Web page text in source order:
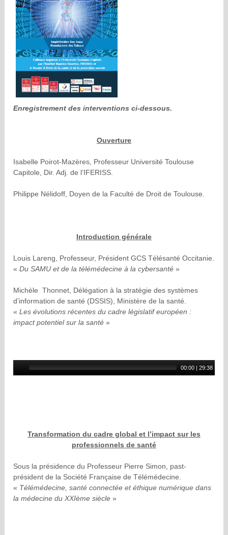
Enregistrement des interventions ci-dessous.
Ouverture
Isabelle Poirot-Mazères, Professeur Université Toulouse
Capitole, Dir. Adj. de l’IFERISS.
Philippe Nélidoff, Doyen de la Faculté de Droit de Toulouse.
Introduction générale
Louis Lareng, Professeur, Président GCS Télésanté Occitanie.
«Du SAMU et de la télémédecine à la cybersanté »
Michèle Thonnet, Délégation à la stratégie des systèmes
d’information de santé (DSSIS), Ministère de la santé.
«Les évolutions récentes du cadre législatif européen :
impact potentiel sur la santé »
00:00 |29:38
Transformation du cadre global et l’impact sur les
professionnels de santé
Sous la présidence du Professeur Pierre Simon, past-
président de la Société Française de Télémédecine.
« Télémédecine, santé connectée et éthique numérique dans
la médecine du XXIème siècle »